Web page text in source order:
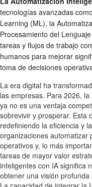
tecnologías avanzadas
Learning (ML), la
Procesamiento del
tareas y flujos de trabajo
humanos para mejorar
toma de decisiones
La era digital ha
las empresas. Para 2026,
ya no es una ventaja
sobrevivir y prosperar. Esta
redefiniendo la eficiencia y
organizaciones automatizar
operativos y, lo más
tareas de mayor valor
inteligentes con IA significa
obtener una visión